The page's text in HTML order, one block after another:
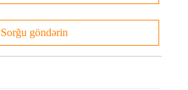
Sorğu göndərin